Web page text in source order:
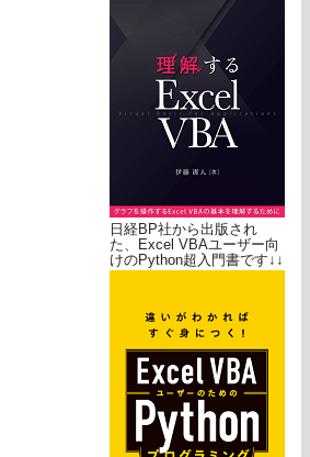
日経BP社から出版され
た、Excel VBAユーザー向
けのPython超入門書です↓↓